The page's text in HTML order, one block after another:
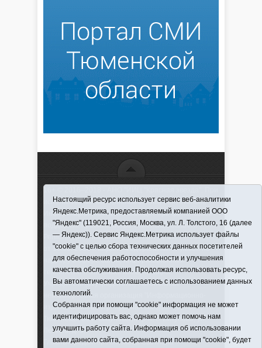
использовании материалов ссылка обязательна
Информационная лента выходит при финансовой
поддержке правительства Тюменской области
Регистрационный номер СМИ ЭЛ № ФС 77-66066
от 10.06. 2016 г. выдано Федеральной службой по
надзору в сфере связи, информационных
технологий и массовых коммуникаций.
Учредитель (соучредители) Автономная
некоммерческая организация "Информационно-
издательский центр "Красная звезда"" (627570,
Тюменская обл., Викуловский р-н, с. Викулово, ул.
Ленина, д. 5).
Главный редактор Антюхова Светлана
Настоящий ресурс использует сервис веб-аналитики
Яндекс.Метрика, предоставляемый компанией ООО
"Яндекс" (119021, Россия, Москва, ул. Л. Толстого, 16 (далее
— Яндекс)). Сервис Яндекс.Метрика использует файлы
"cookie" с целью сбора технических данных посетителей
для обеспечения работоспособности и улучшения
качества обслуживания. Продолжая использовать ресурс,
Вы автоматически соглашаетесь с использованием данных
технологий.
Собранная при помощи "cookie" информация не может
идентифицировать вас, однако может помочь нам
улучшить работу сайта. Информация об использовании
вами данного сайта, собранная при помощи "cookie", будет